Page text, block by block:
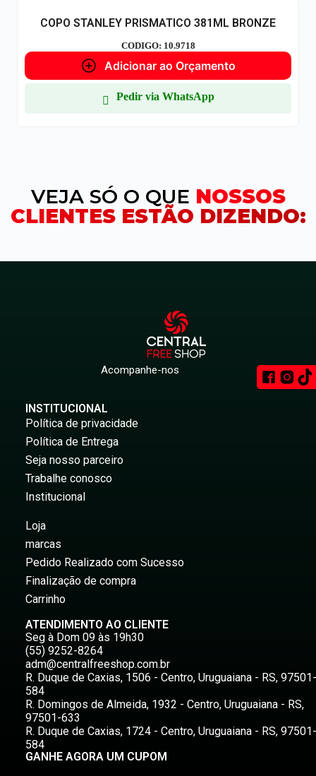
COPO STANLEY PRISMATICO 381ML BRONZE
CODIGO: 10.9718
Adicionar ao Orçamento
Pedir via WhatsApp
VEJA SÓ O QUE NOSSOS
CLIENTES ESTÃO DIZENDO:
Acompanhe-nos
INSTITUCIONAL
Política de privacidade
Política de Entrega
Seja nosso parceiro
Trabalhe conosco
Institucional
Loja
marcas
Pedido Realizado com Sucesso
Finalização de compra
Carrinho
ATENDIMENTO AO CLIENTE
Seg à Dom 09 às 19h30
(55) 9252-8264
adm@centralfreeshop.com.br
R. Duque de Caxias, 1506 - Centro, Uruguaiana - RS, 97501-
584
R. Domingos de Almeida, 1932 - Centro, Uruguaiana - RS,
97501-633
R. Duque de Caxias, 1724 - Centro, Uruguaiana - RS, 97501-
584
GANHE AGORA UM CUPOM